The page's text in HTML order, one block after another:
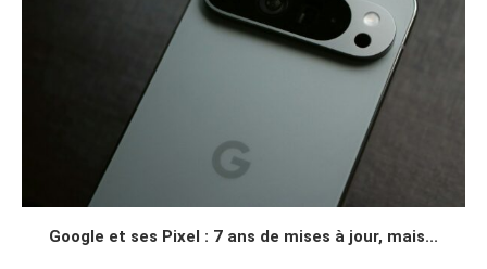
Google et ses Pixel : 7 ans de mises à jour, mais...